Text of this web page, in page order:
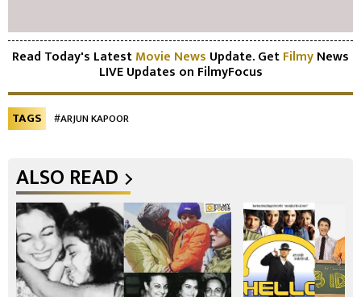
Read Today's LatestMovie News Update. GetFilmyNews
LIVE Updates on FilmyFocus
TAGS #ARJUN KAPOOR
ALSO READ